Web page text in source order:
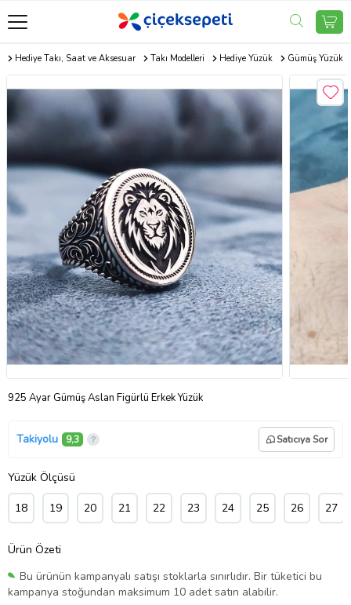
Hediye Takı, Saat ve Aksesuar Takı Modelleri Hediye Yüzük Gümüş Yüzük
925 Ayar Gümüş Aslan Figürlü Erkek Yüzük
Takiyolu 9,3 Satıcıya Sor
Yüzük Ölçüsü
18 19 20 21 22 23 24 25 26 27
Ürün Özeti
Bu ürünün kampanyalı satışı stoklarla sınırlıdır. Bir tüketici bu
kampanya stoğundan maksimum 10 adet satın alabilir.